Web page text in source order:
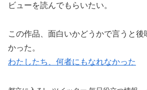
ビューを読んでもらいたい。
この作品、面白いかどうかで言うと後
かった。
わたしたち、何者にもなれなかった